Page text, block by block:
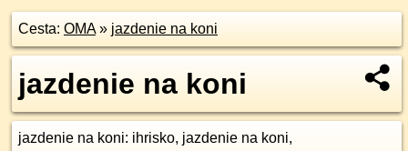
Cesta: OMA» jazdenie na koni
jazdenie na koni
jazdenie na koni: ihrisko, jazdenie na koni,